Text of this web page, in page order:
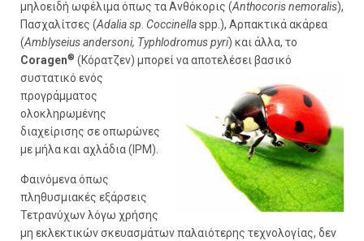
μηλοειδή ωφέλιμα όπως τα Ανθόκορις (Anthocoris nemoralis),
Πασχαλίτσες (Adalia sp Coccinellaspp.), Αρπακτικά ακάρεα
(Amblyseius andersoni, Typhlodromus pyri) και άλλα, το
Coragen® (Κόρατζεν) μπορεί να αποτελέσει βασικό
συστατικό ενός
προγράμματος
ολοκληρωμένης
διαχείρισης σε οπωρώνες
με μήλα και αχλάδια (IPM).
Φαινόμενα όπως
πληθυσμιακές εξάρσεις
Τετρανύχων λόγω χρήσης
μη εκλεκτικών σκευασμάτων παλαιότερης τεχνολογίας, δεν